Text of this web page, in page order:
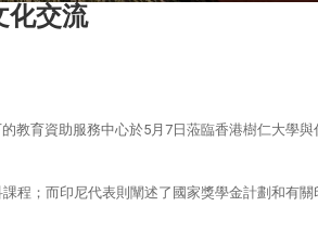
化交流
教育資助服務中心於5月7日蒞臨香港樹仁大學與
程；而印尼代表則闡述了國家獎學金計劃和有關